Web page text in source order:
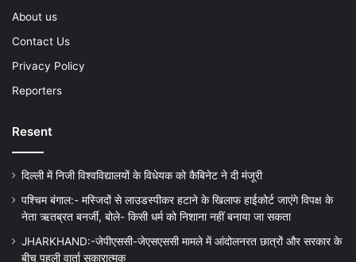
About us
Contact Us
Privacy Policy
Reporters
Resent
दिल्ली में निजी विश्वविद्यालयों के विधेयक को कैबिनेट ने दी मंजूरी
पश्चिम बंगाल:- मस्जिदों से लाउडस्पीकर हटाने के खिलाफ हाईकोर्ट जाएंगे विपक्ष के
नेता ऋतब्रत बनर्जी, बोले- किसी धर्म को निशाना नहीं बनाया जा सकता
JHARKHAND:-जेपीएससी-जेएसएससी मामले में आंदोलनरत छात्रों और सरकार के
बीच पहली वार्ता सकारात्मक